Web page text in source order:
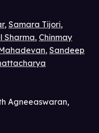
, Samara Tijori,
Sharma, Chinmay
, Sandeep
Agneeaswaran,